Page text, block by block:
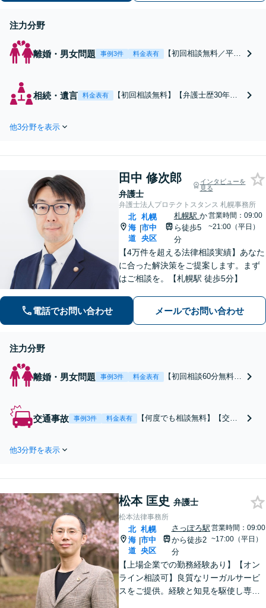
注力分野
離婚・男女問題 事例3件 料金表有
【初回相談無料／平日
に検討している方、弁
護士に会って法律相談
費、財産分与、慰謝
料、親権、面会交流。
相続・遺言 料金表有
【初回相談無料】【弁護士歴30年以
士業とも円滑に連携いたします【平
分】
他3分野を表示
田中 修次郎
弁護士
インタビューを
見る
弁護士法人プロテクトスタンス 札幌事務所
北
海
道
|
札幌
市中
央区
札幌駅 か
ら徒歩5
分
営業時間：09:00
~21:00（平日）
【4万件を超える法律相談実績】あなた
に合った解決策をご提案します。まず
はご相談を。【札幌駅 徒歩5分】
電話でお問い合わせ メールでお問い合わせ
注力分野
離婚・男女問題 事例3件 料金表有
【初回相談60分無料】
豊富な相談実績】【着
手金の返金保証あり】
婚・男女問題の解決実
績が豊富です。
交通事故 事例3件 料金表有
【何度でも相談無料】【交通
険会社と交渉し、治療期間の
ります。後遺障害の等級認定
の手続きなどもお任せくださ
い。
他3分野を表示
松本 匡史 弁護士
松本法律事務所
北
海
道
|
札幌
市中
央区
さっぽろ駅
から徒歩2
分
営業時間：09:00
~17:00（平日）
【上場企業での勤務経験あり】【オン
ライン相談可】良質なリーガルサービ
スをご提供。経験と知見を駆使し専門